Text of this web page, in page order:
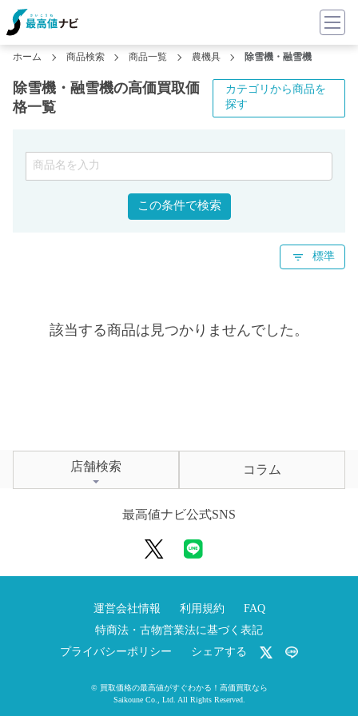
ホーム 商品検索 商品一覧 農機具 除雪機・融雪機
除雪機・融雪機の高価買取価
格一覧
カテゴリから商品を
探す
この条件で検索
標準
該当する商品は見つかりませんでした。
店舗検索 コラム
最高値ナビ公式SNS
運営会社情報 利用規約
FAQ
特商法・古物営業法に基づく表記
プライバシーポリシー
シェアする
© 買取価格の最高値がすぐわかる！高価買取なら
Saikoune Co., Ltd. All Rights Reserved.